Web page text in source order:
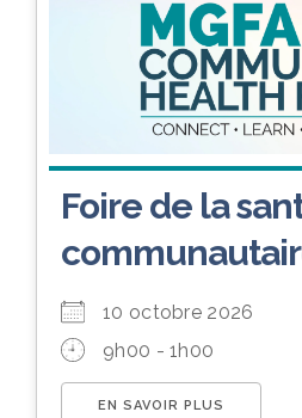
Foire de la
10 octobre 2026
9h00 - 1h00
EN SAVOIR PLUS